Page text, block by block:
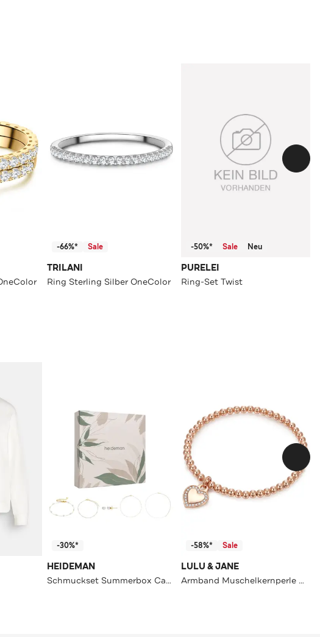
-66%* Sale
TRILANI
Ring Sterling Silber OneColor
-50%* Sale Neu
PURELEI
Ring-Set Twist
-30%*
HEIDEMAN
Schmuckset Summerbox Capri silberfarben goldfarben
-58%* Sale
LULU & JANE
Armband Muschelkernperle OneColor